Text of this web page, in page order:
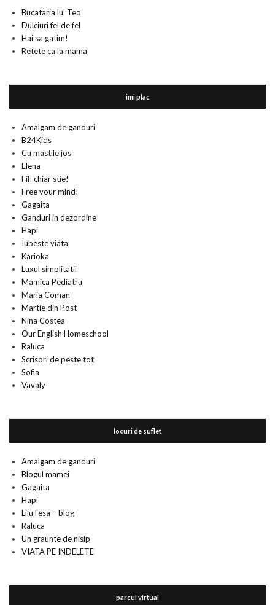
Bucataria lu' Teo
Dulciuri fel de fel
Hai sa gatim!
Retete ca la mama
imi plac
Amalgam de ganduri
B24Kids
Cu mastile jos
Elena
Fifi chiar stie!
Free your mind!
Gagaita
Ganduri in dezordine
Hapi
Iubeste viata
Karioka
Luxul simplitatii
Mamica Pediatru
Maria Coman
Martie din Post
Nina Costea
Our English Homeschool
Raluca
Scrisori de peste tot
Sofia
Vavaly
locuri de suflet
Amalgam de ganduri
Blogul mamei
Gagaita
Hapi
LiluTesa – blog
Raluca
Un graunte de nisip
VIATA PE INDELETE
parcul virtual